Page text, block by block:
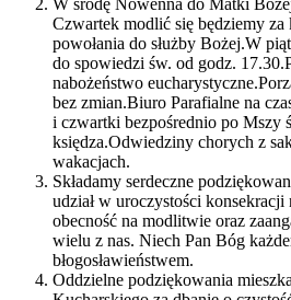
W środę Nowenna do Matki
Czwartek modlić się będziemy za
powołania do służby Bożej.W
do spowiedzi św. od godz.
nabożeństwo
bez zmian.Biuro Parafialne na
i czwartki bezpośrednio po Mszy
księdza.Odwiedziny chorych z
wakacjach.
Składamy serdeczne
udział w uroczystości konsekracji
obecność na modlitwie oraz
wielu z nas. Niech Pan Bóg
błogosławieństwem.
Oddzielne podziękowania